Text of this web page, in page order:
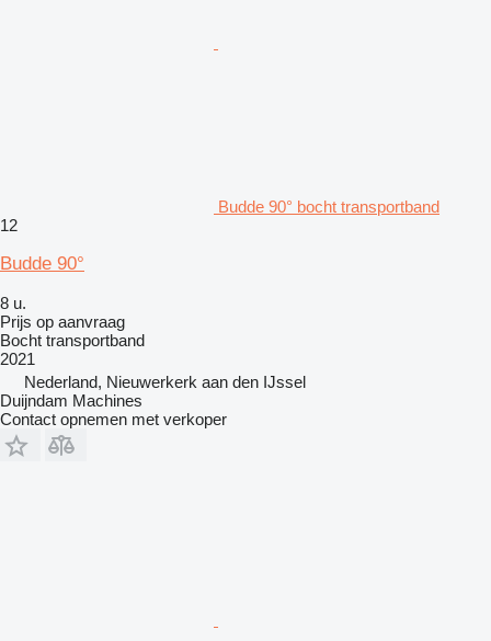
Budde 90° bocht transportband
12
Budde 90°
8 u.
Prijs op aanvraag
Bocht transportband
2021
Nederland, Nieuwerkerk aan den IJssel
Duijndam Machines
Contact opnemen met verkoper